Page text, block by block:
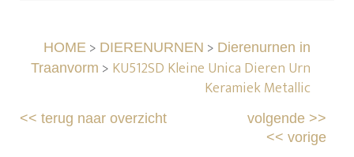
HOME> DIERENURNEN > Dierenurnen in
Traanvorm > KU512SD Kleine Unica Dieren Urn
Keramiek Metallic
<<terug naar overzicht volgende>>
<< vorige